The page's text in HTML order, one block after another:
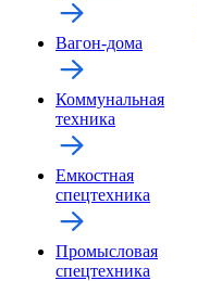
Вагон-дома
Коммунальная
техника
Емкостная
спецтехника
Промысловая
спецтехника